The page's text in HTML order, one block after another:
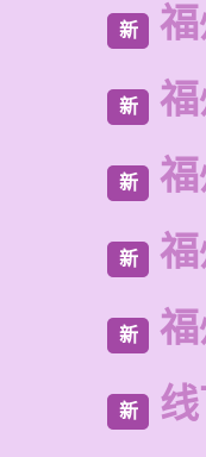
新
新
新
新
新
新